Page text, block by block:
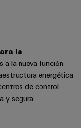
la
a la nueva función
energética
de control
y segura.